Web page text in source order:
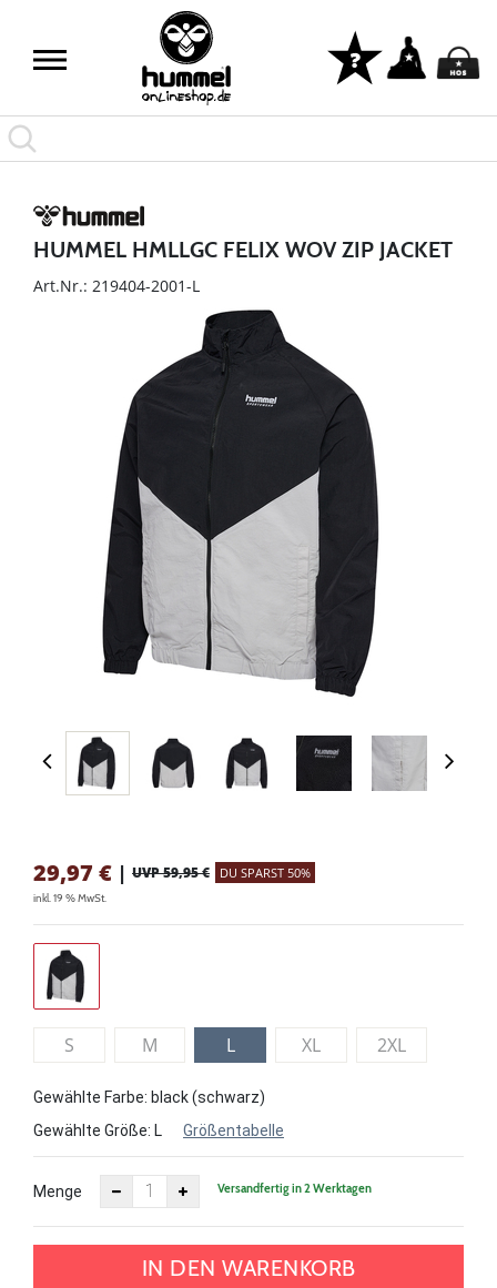
HUMMEL HMLLGC FELIX WOV ZIP JACKET
Art.Nr.: 219404-2001-L
29,97 € | UVP 59,95 € DU SPARST 50%
inkl. 19 % MwSt.
S M L XL 2XL
Gewählte Farbe: black (schwarz)
Gewählte Größe: L Größentabelle
Menge Versandfertig in 2 Werktagen
IN DEN WARENKORB